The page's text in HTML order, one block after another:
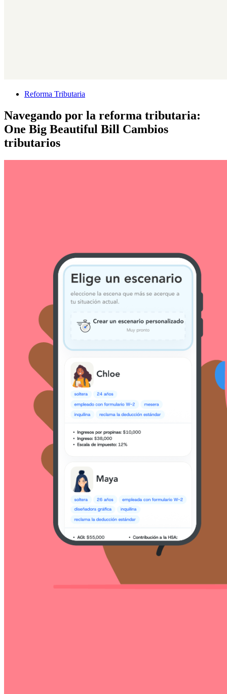
Reforma Tributaria
Navegando por la reforma tributaria:
One Big Beautiful Bill Cambios
tributarios